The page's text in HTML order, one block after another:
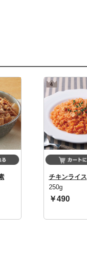
チキンライス
250g
￥490